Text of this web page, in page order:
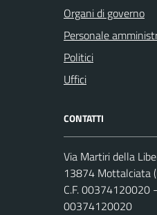
Organi di governo
Personale
Politici
Uffici
CONTATTI
Via Martiri della
13874 Mottalciata
C.F. 00374120020
00374120020